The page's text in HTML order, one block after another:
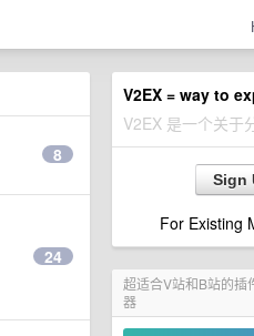
V2EX = way to
V2EX 是一个关于
Sign
For Existing
超适合V站和B站的插
器
8
24